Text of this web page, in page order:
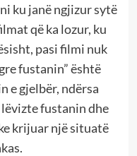
ku janë ngjizur sytë
që ka lozur, ku
pasi filmi nuk
fustanin” është
e gjelbër, ndërsa
lëvizte fustanin dhe
krijuar një situatë